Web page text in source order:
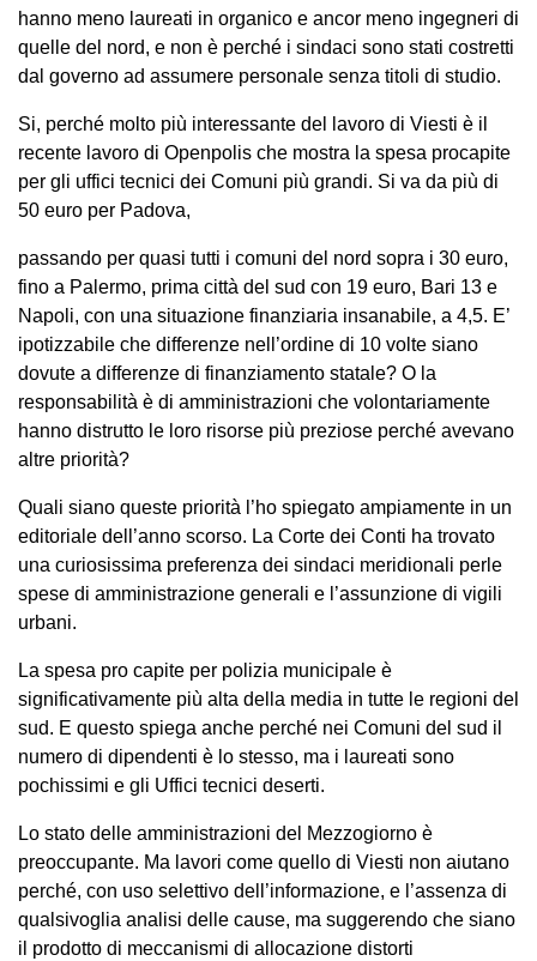
hanno meno laureati in organico e ancor meno ingegneri di
quelle del nord, e non è perché i sindaci sono stati costretti
dal governo ad assumere personale senza titoli di studio.
Si, perché molto più interessante del lavoro di Viesti è il
recente lavoro di Openpolis che mostra la spesa procapite
per gli uffici tecnici dei Comuni più grandi. Si va da più di
50 euro per Padova,
passando per quasi tutti i comuni del nord sopra i 30 euro,
fino a Palermo, prima città del sud con 19 euro, Bari 13 e
Napoli, con una situazione finanziaria insanabile, a 4,5. E’
ipotizzabile che differenze nell’ordine di 10 volte siano
dovute a differenze di finanziamento statale? O la
responsabilità è di amministrazioni che volontariamente
hanno distrutto le loro risorse più preziose perché avevano
altre priorità?
Quali siano queste priorità l’ho spiegato ampiamente in un
editoriale dell’anno scorso. La Corte dei Conti ha trovato
una curiosissima preferenza dei sindaci meridionali perle
spese di amministrazione generali e l’assunzione di vigili
urbani.
La spesa pro capite per polizia municipale è
significativamente più alta della media in tutte le regioni del
sud. E questo spiega anche perché nei Comuni del sud il
numero di dipendenti è lo stesso, ma i laureati sono
pochissimi e gli Uffici tecnici deserti.
Lo stato delle amministrazioni del Mezzogiorno è
preoccupante. Ma lavori come quello di Viesti non aiutano
perché, con uso selettivo dell’informazione, e l’assenza di
qualsivoglia analisi delle cause, ma suggerendo che siano
il prodotto di meccanismi di allocazione distorti